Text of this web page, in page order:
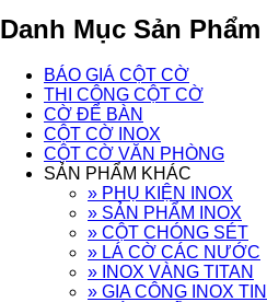
Danh Mục Sản Phẩm
BÁO GIÁ CỘT CỜ
THI CÔNG CỘT CỜ
CỜ ĐỂ BÀN
CỘT CỜ INOX
CỘT CỜ VĂN PHÒNG
SẢN PHẨM KHÁC
» PHỤ KIỆN INOX
» SẢN PHẨM INOX
» CỘT CHÓNG SÉT
» LÁ CỜ CÁC NƯỚC
» INOX VÀNG TITAN
» GIA CÔNG INOX